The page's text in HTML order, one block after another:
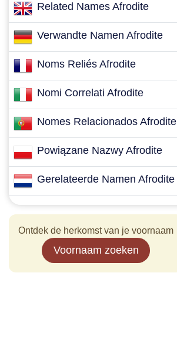
Related Names Afrodite
Verwandte Namen Afrodite
Noms Reliés Afrodite
Nomi Correlati Afrodite
Nomes Relacionados Afrodite
Powiązane Nazwy Afrodite
Gerelateerde Namen Afrodite
Ontdek de herkomst van je voornaam
Voornaam zoeken